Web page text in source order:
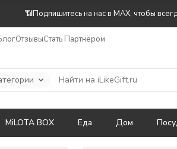
📶Подпишитесь на нас в MAX, чтобы
ОтзывыСтать Партнёром
MiLOTA BOX Еда Дом